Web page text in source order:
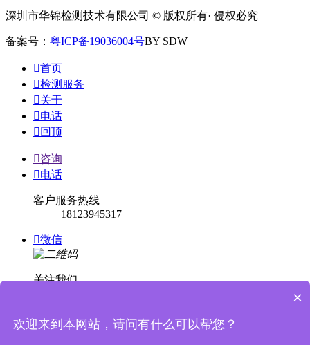
深圳市华锦检测技术有限公司 © 版权所有· 侵权必究
备案号： 粤ICP备19036004号BY SDW
首页
检测服务
关于
电话
 回顶
咨询
电话
客户服务热线
18123945317
微信
关注我们

×
欢迎来到本网站，请问有什么可以帮您？